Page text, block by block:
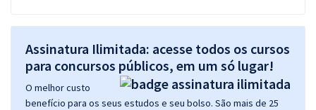
Assinatura Ilimitada: acesse todos os cursos
para concursos públicos, em um só lugar!
O melhor custo
benefício para os seus estudos e seu bolso. São mais de 25